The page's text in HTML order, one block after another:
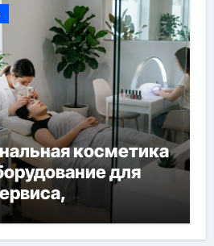
косметика
для
ресниц и